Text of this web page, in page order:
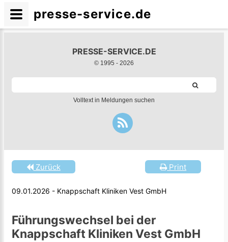
PRESSE-SERVICE.DE
© 1995 - 2026
Volltext in Meldungen suchen
Print
Zurück
09.01.2026 - Knappschaft Kliniken Vest GmbH
Führungswechsel bei der
Knappschaft Kliniken Vest GmbH
presse-service.de